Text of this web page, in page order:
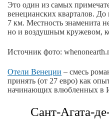
Это один из самых
венецианских кварталов.
7 км. Местность знаменита
но и воздушным кружевом,
Источник фото:
Отели Венеции – смесь
принять (от 27 евро) как
начинающих влюбленных в
Сант-Агата-